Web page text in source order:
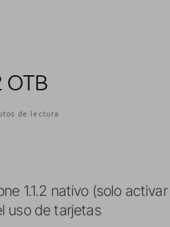
OTB
de lectura
1.1.2 nativo (solo activar
uso de tarjetas